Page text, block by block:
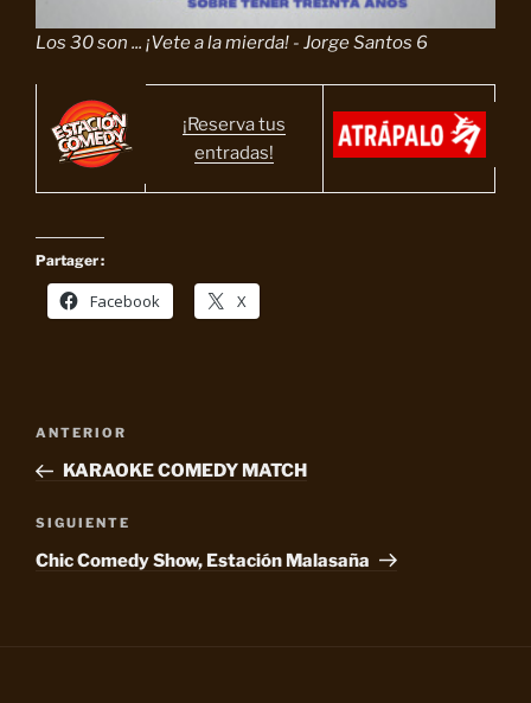
Los 30 son ... ¡Vete a la mierda! - Jorge Santos 6
¡Reserva tus
entradas!
Partager :
Facebook X
Navegación
entradas
Entrada
anterior:
ANTERIOR
KARAOKE COMEDY MATCH
Siguiente
entrada
SIGUIENTE
Chic Comedy Show, Estación Malasaña